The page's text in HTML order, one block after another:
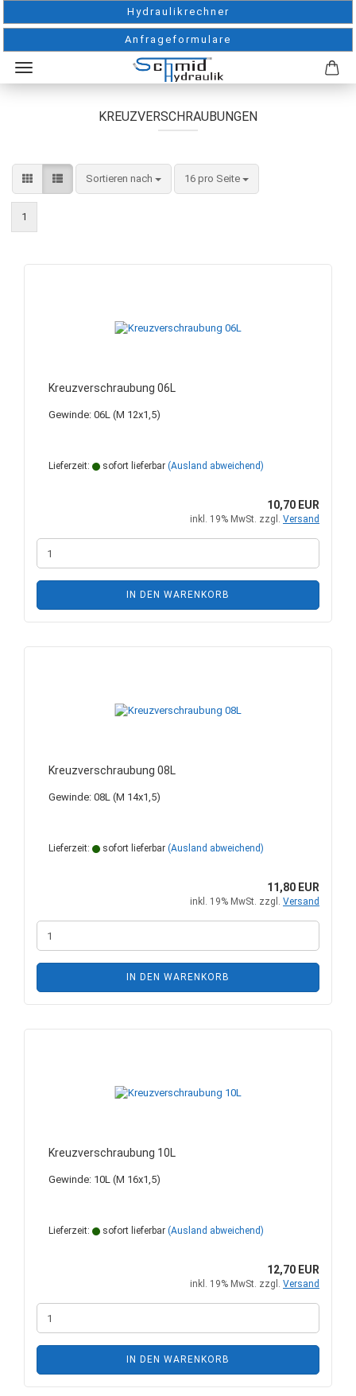
Hydraulikrechner
Anfrageformulare
KREUZVERSCHRAUBUNGEN
Sortieren nach
Sortieren nach 16 pro Seite
pro Seite
1
Kreuzverschraubung 06L
Gewinde: 06L (M 12x1,5)
Lieferzeit: sofort lieferbar (Ausland abweichend)
10,70 EUR
inkl. 19% MwSt. zzgl. Versand
IN DEN WARENKORB
Kreuzverschraubung 08L
Gewinde: 08L (M 14x1,5)
Lieferzeit: sofort lieferbar (Ausland abweichend)
11,80 EUR
inkl. 19% MwSt. zzgl. Versand
IN DEN WARENKORB
Kreuzverschraubung 10L
Gewinde: 10L (M 16x1,5)
Lieferzeit: sofort lieferbar (Ausland abweichend)
12,70 EUR
inkl. 19% MwSt. zzgl. Versand
IN DEN WARENKORB